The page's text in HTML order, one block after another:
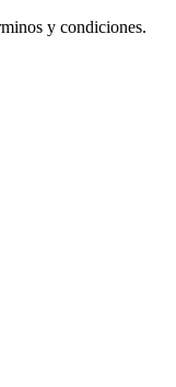
y condiciones.